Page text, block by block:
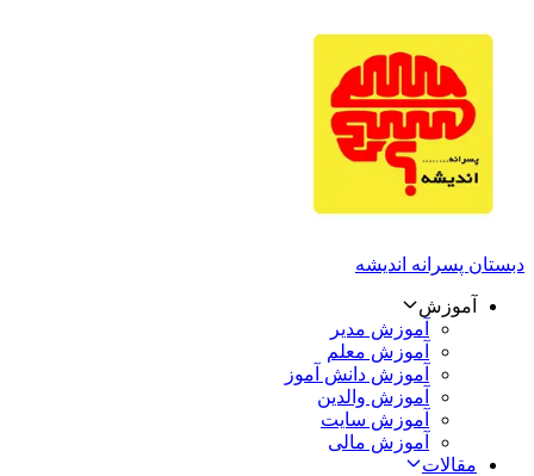
دبستان پسرانه اندیشه
آموزش
آموزش مدیر
آموزش معلم
آموزش دانش آموز
آموزش والدین
آموزش سایت
آموزش مالی
مقالات